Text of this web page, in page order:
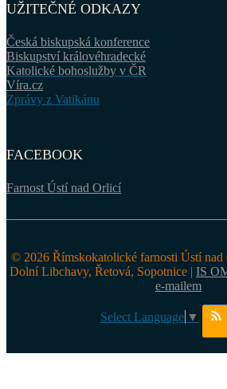
UŽITEČNÉ ODKAZY
Česká biskupská konference
Biskupství královéhradecké
Katolické bohoslužby v ČR
Víra.cz
Zprávy z Vatikánu
FACEBOOK
Farnost Ústí nad Orlicí
© 2026 Římskokatolické farnosti Ústí
Dolní Libchavy, Řetová, Sopotnice | IS
e-mailem
Select Language ▼